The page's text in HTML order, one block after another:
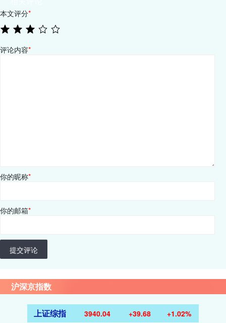
本文评分*
评论内容*
你的昵称*
你的邮箱*
提交评论
沪深京指数
上证综指 3940.04 +39.68 +1.02%